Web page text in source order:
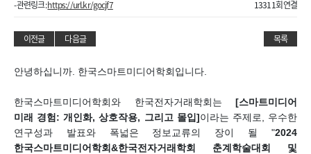
- 관련링크 :https://url.kr/gocjf7 13311회 연결
이전글 다음글 목록
안녕하십니까 한국스마트미디어학회입니다
한국스마트미디어학회와 한국전자거래학회는 [스마트미디어
미래 경험: 개인화, 상호작용, 그리고 몰입]이라는 주제로, 우수한
연구성과 발표와 폭넓은 정보교류의 장이 될
"2024
한국스마트미디어학회&한국전자거래학회 춘계학술대회 및